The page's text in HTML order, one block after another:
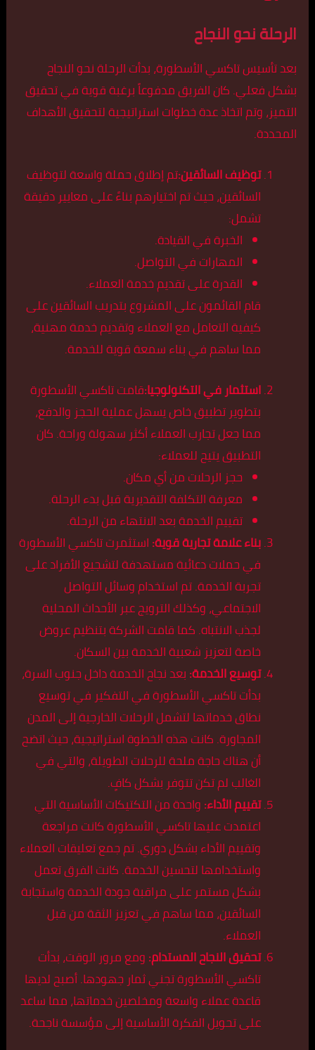
الرحلة نحو النجاح
بعد تأسيس تاكسي الأسطورة، بدأت الرحلة نحو النجاح
بشكل فعلي. كان الفريق مدفوعاً برغبة قوية في تحقيق
التميز، وتم اتخاذ عدة خطوات استراتيجية لتحقيق الأهداف
المحددة.
توظيف السائقين:تم إطلاق حملة واسعة لتوظيف
السائقين، حيث تم اختيارهم بناءً على معايير دقيقة
تشمل:
الخبرة في القيادة.
المهارات في التواصل.
القدرة على تقديم خدمة العملاء.
قام القائمون على المشروع بتدريب السائقين على
كيفية التعامل مع العملاء وتقديم خدمة مهنية،
مما ساهم في بناء سمعة قوية للخدمة.
استثمار في التكنولوجيا:قامت تاكسي الأسطورة
بتطوير تطبيق خاص يسهل عملية الحجز والدفع،
مما جعل تجارب العملاء أكثر سهولة وراحة. كان
التطبيق يتيح للعملاء:
حجز الرحلات من أي مكان.
معرفة التكلفة التقديرية قبل بدء الرحلة.
تقييم الخدمة بعد الانتهاء من الرحلة.
بناء علامة تجارية قوية:استثمرت تاكسي الأسطورة
في حملات دعائية مستهدفة لتشجيع الأفراد على
تجربة الخدمة. تم استخدام وسائل التواصل
الاجتماعي، وكذلك الترويج عبر الأحداث المحلية
لجذب الانتباه. كما قامت الشركة بتنظيم عروض
خاصة لتعزيز شعبية الخدمة بين السكان.
توسيع الخدمة:بعد نجاح الخدمة داخل جنوب السرة،
بدأت تاكسي الأسطورة في التفكير في توسيع
نطاق خدماتها لتشمل الرحلات الخارجية إلى المدن
المجاورة. كانت هذه الخطوة استراتيجية، حيث اتضح
أن هناك حاجة ملحة للرحلات الطويلة، والتي في
الغالب لم تكن تتوفر بشكل كافٍ.
تقييم الأداء:واحدة من التكتيكات الأساسية التي
اعتمدت عليها تاكسي الأسطورة كانت مراجعة
وتقييم الأداء بشكل دوري. تم جمع تعليقات العملاء
واستخدامها لتحسين الخدمة. كانت الفرق تعمل
بشكل مستمر على مراقبة جودة الخدمة واستجابة
السائقين، مما ساهم في تعزيز الثقة من قبل
العملاء.
تحقيق النجاح المستدام:ومع مرور الوقت، بدأت
تاكسي الأسطورة تجني ثمار جهودها. أصبح لديها
قاعدة عملاء واسعة ومخلصين خدماتها، مما ساعد
على تحويل الفكرة الأساسية إلى مؤسسة ناجحة.